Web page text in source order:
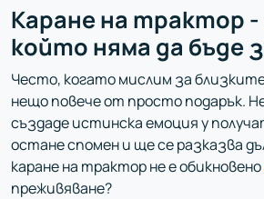
Каране на трактор -
който няма да бъде
Често, когато мислим за
нещо повече от просто подарък.
създаде истинска емоция у
остане спомен и ще се разказва
каране на трактор не е обикновено
преживяване?